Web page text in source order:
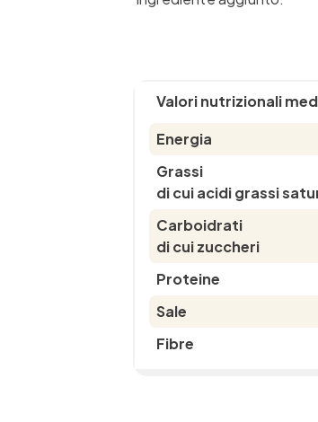
Valori nutrizionali
Energia
Grassi
di cui acidi grassi
Carboidrati
di cui zuccheri
Proteine
Sale
Fibre